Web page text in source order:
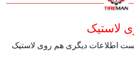
لاستیک
است اطلاعات دیگری هم روی لاستیک